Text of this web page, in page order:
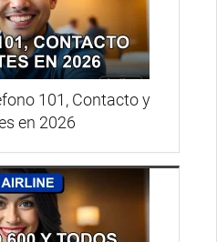
101, Contacto y
en 2026